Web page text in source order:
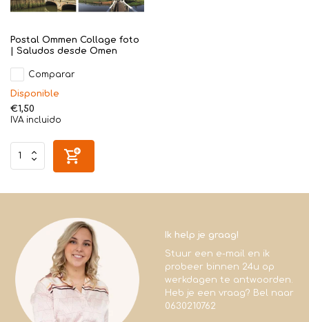
Postal Ommen Collage foto
| Saludos desde Omen
Comparar
Disponible
€1,50
IVA incluido
Ik help je graag!
Stuur een e-mail en ik
probeer binnen 24u op
werkdagen te antwoorden.
Heb je een vraag? Bel naar
0630210762